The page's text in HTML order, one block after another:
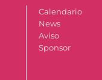
Calendario
News
Aviso
Sponsor